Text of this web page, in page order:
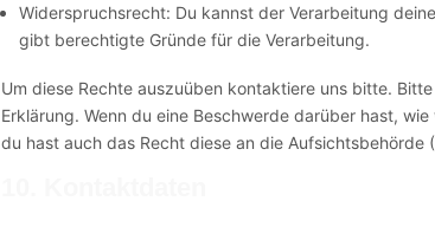
Widerspruchsrecht: Du kannst der Verarbeitung
gibt berechtigte Gründe für die Verarbeitung.
Um diese Rechte auszuüben kontaktiere uns bitte.
Erklärung. Wenn du eine Beschwerde darüber hast,
du hast auch das Recht diese an die Aufsichtsbehörde